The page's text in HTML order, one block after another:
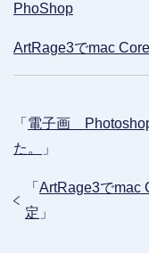
PhoShop
ArtRage3でmac
「 電子画
た。
」
「 ArtRage3でmac
定 」